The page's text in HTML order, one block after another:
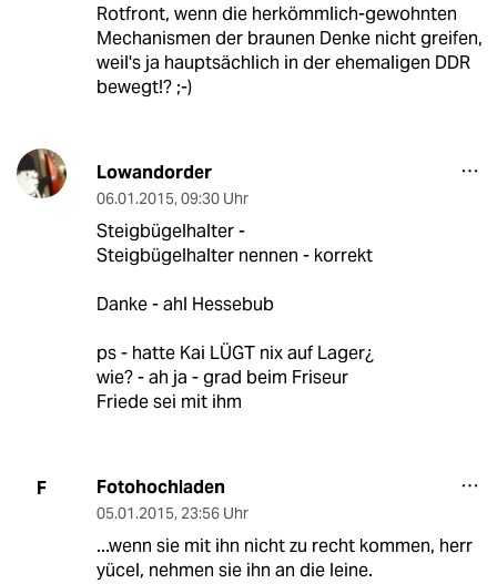
Rotfront, wenn die herkömmlich-gewohnten
Mechanismen der braunen Denke nicht greifen,
weil's ja hauptsächlich in der ehemaligen DDR
bewegt!? ;-)
Lowandorder
06.01.2015, 09:30 Uhr
Steigbügelhalter -
Steigbügelhalter nennen - korrekt
Danke - ahl Hessebub
ps - hatte Kai LÜGT nix auf Lager¿
wie? - ah ja - grad beim Friseur
Friede sei mit ihm
F Fotohochladen
05.01.2015, 23:56 Uhr
...wenn sie mit ihn nicht zu recht kommen, herr
yücel, nehmen sie ihn an die leine.